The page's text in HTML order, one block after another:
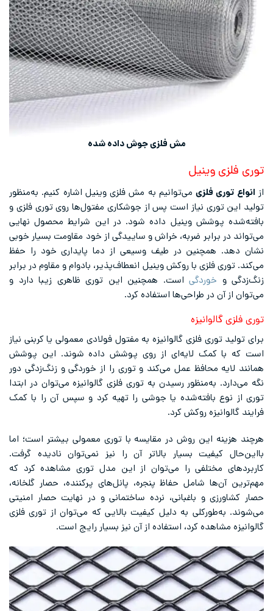
مش فلزی جوش داده شده
توری فلزی وینیل
از انواع توری فلزیمی‌توانیم به مش فلزی وینیل اشاره کنیم. به‌منظور
تولید این توری نیاز است پس از جوشکاری مفتول‌ها روی توری فلزی و
بافته‌شده پوشش وینیل داده شود. در این شرایط محصول نهایی
می‌تواند در برابر ضربه، خراش و ساییدگی از خود مقاومت بسیار خوبی
نشان دهد. همچنین در طیف وسیعی از دما پایداری خود را حفظ
می‌کند. توری فلزی با روکش وینیل انعطاف‌پذیر، بادوام و مقاوم در برابر
زنگ‌زدگی و خوردگی است. همچنین این توری ظاهری زیبا دارد و
می‌توان از آن در طراحی‌ها استفاده کرد.
توری فلزی گالوانیزه
برای تولید توری فلزی گالوانیزه به مفتول فولادی معمولی یا کربنی نیاز
است که با کمک لایه‌ای از روی پوشش داده شوند. این پوشش
همانند لایه محافظ عمل می‌کند و توری را از خوردگی و زنگ‌زدگی دور
نگه می‌دارد. به‌منظور رسیدن به توری فلزی گالوانیزه می‌توان در ابتدا
توری از نوع بافته‌شده یا جوشی را تهیه کرد و سپس آن را با کمک
فرایند گالوانیزه روکش کرد.
هرچند هزینه این روش در مقایسه با توری معمولی بیشتر است؛ اما
بااین‌حال کیفیت بسیار بالاتر آن را نیز نمی‌توان نادیده گرفت.
کاربردهای مختلفی را می‌توان از این مدل توری مشاهده کرد که
مهم‌ترین آن‌ها شامل حفاظ پنجره، پانل‌های پرکننده، حصار گلخانه،
حصار کشاورزی و باغبانی، نرده ساختمانی و در نهایت حصار امنیتی
می‌شوند. به‌طورکلی به دلیل کیفیت بالایی که می‌توان از توری فلزی
گالوانیزه مشاهده کرد، استفاده از آن نیز بسیار رایج است.